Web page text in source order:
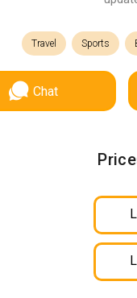
Travel Sports
Chat